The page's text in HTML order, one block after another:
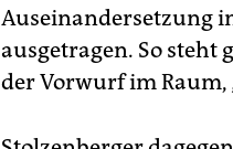
Auseinandersetzung
ausgetragen. So
der Vorwurf im Raum,